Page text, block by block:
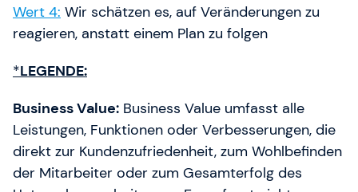
Wert 4: Wir schätzen es, auf Veränderungen zu
reagieren, anstatt einem Plan zu folgen
*LEGENDE:
Business Value: Business Value umfasst alle
Leistungen, Funktionen oder Verbesserungen, die
direkt zur Kundenzufriedenheit, zum Wohlbefinden
der Mitarbeiter oder zum Gesamterfolg des